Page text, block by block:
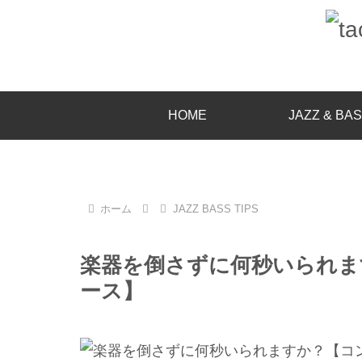
HOME JAZZ &
ホーム JAZZ BASS TIPS
楽器を倒さずに何秒いられ
ース】